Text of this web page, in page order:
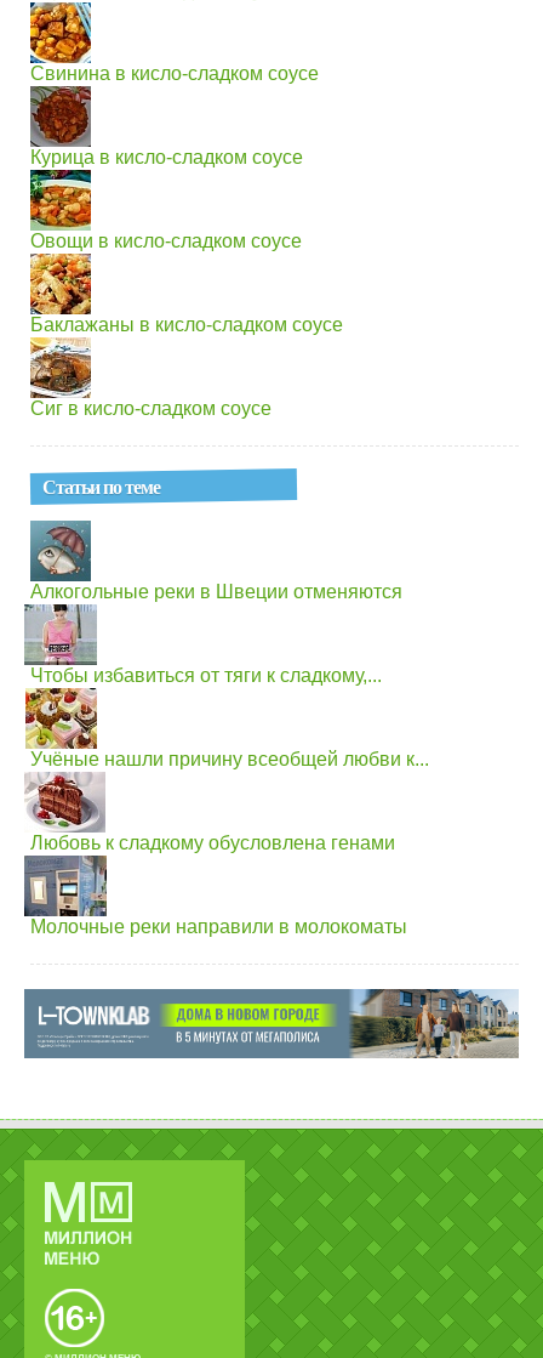
Свинина в кисло-сладком соусе
Курица в кисло-сладком соусе
Овощи в кисло-сладком соусе
Баклажаны в кисло-сладком соусе
Сиг в кисло-сладком соусе
Статьи по теме
Алкогольные реки в Швеции отменяются
Чтобы избавиться от тяги к сладкому,...
Учёные нашли причину всеобщей любви к...
Любовь к сладкому обусловлена генами
Молочные реки направили в молокоматы